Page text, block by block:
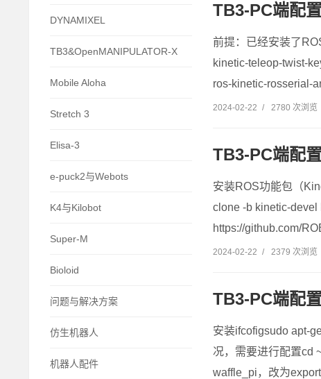
DYNAMIXEL
TB3&OpenMANIPULATOR-X
Mobile Aloha
Stretch 3
Elisa-3
e-puck2与Webots
K4与Kilobot
Super-M
Bioloid
问题与解决方案
仿生机器人
机器人配件
TB3-PC端配
前提：已经安装了
kinetic-teleop-twist-
ros-kinetic-rosserial-
2024-02-22 / 2780 次浏览
TB3-PC端配
安装ROS功能包（
clone -b kinetic-devel
https://github.com/
2024-02-22 / 2379 次浏览
TB3-PC端配
安装ifcofigsudo apt-
况，需要进行配置cd
waffle_pi，改为